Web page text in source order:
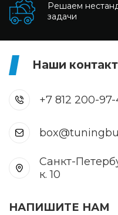
Решаем
задачи
Наши
+7 812 200-
Санкт-
к. 10
НАПИШИТЕ НАМ